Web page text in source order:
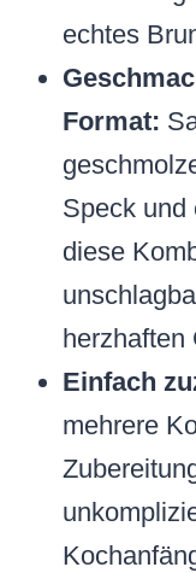
echtes
Format:
Speck und
diese
herzhaften
Einfach
mehrere